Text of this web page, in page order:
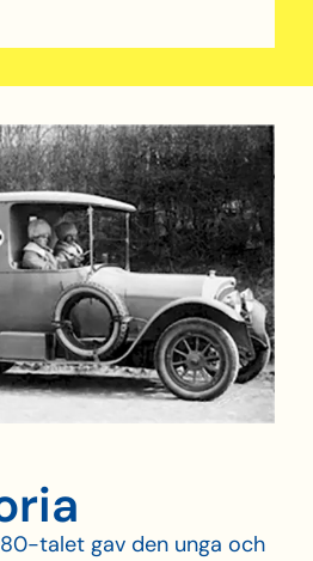
talet gav den unga och